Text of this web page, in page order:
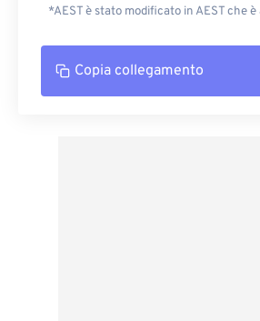
*AEST è stato modificato in AEST che
Copia collegamento